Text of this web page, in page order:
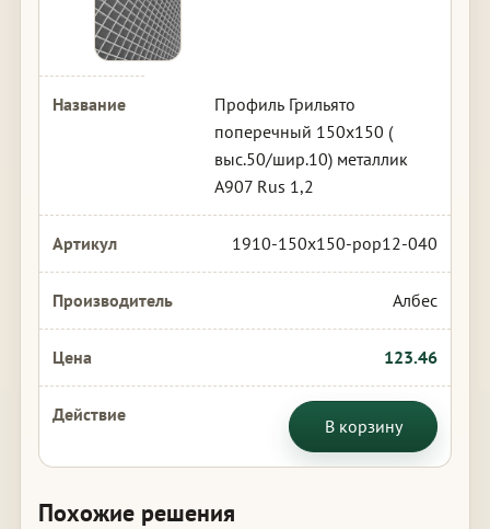
Профиль Грильято
поперечный 150х150 (
выс.50/шир.10) металлик
А907 Rus 1,2
1910-150x150-pop12-040
Албес
123.46
В корзину
Похожие решения